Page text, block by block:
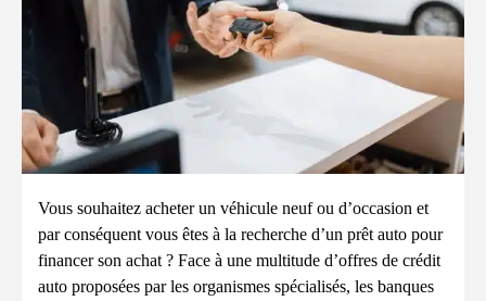
Vous souhaitez acheter un véhicule neuf ou d’occasion et
par conséquent vous êtes à la recherche d’un prêt auto pour
financer son achat ? Face à une multitude d’offres de crédit
auto proposées par les organismes spécialisés, les banques